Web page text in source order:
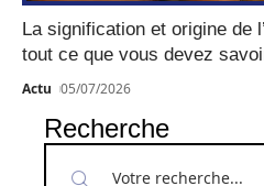
La signification et origine de
tout ce que vous devez
Actu 05/07/2026
Recherche